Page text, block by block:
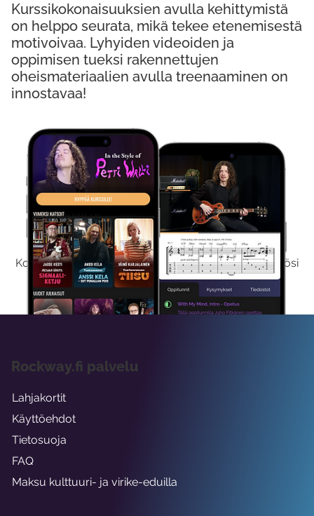
Kokeile Ilmaiseksi
Kokeilemalla ilmaiseksi saat koko sisältömme käyttöösi
viikon ajaksi.
Kurssikokonaisuuksien avulla kehittymistä
on helppo seurata, mikä tekee etenemisestä
motivoivaa. Lyhyiden videoiden ja
oppimisen tueksi rakennettujen
oheismateriaalien avulla treenaaminen on
innostavaa!
Rockway.fi palvelu
Lahjakortit
Käyttöehdot
Tietosuoja
FAQ
Maksu kulttuuri- ja virike-eduilla